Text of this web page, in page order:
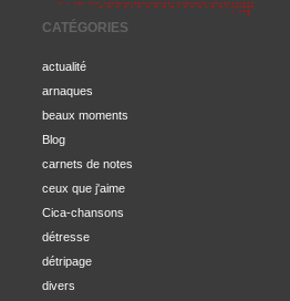
CATÉGORIES
actualité
arnaques
beaux moments
Blog
carnets de notes
ceux que j'aime
Cica-chansons
détresse
détripage
divers